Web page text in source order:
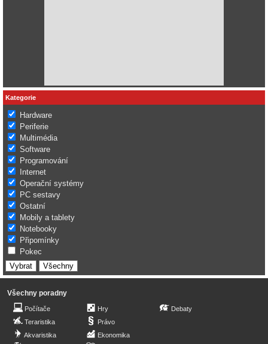
Kategorie
Hardware
Periferie
Multimédia
Software
Programování
Internet
Operační systémy
PC sestavy
Ostatní
Mobily a tablety
Notebooky
Připomínky
Pokec
Všechny poradny
Počítače
Teraristika
Akvaristika
Hry
Právo
Ekonomika
Debaty